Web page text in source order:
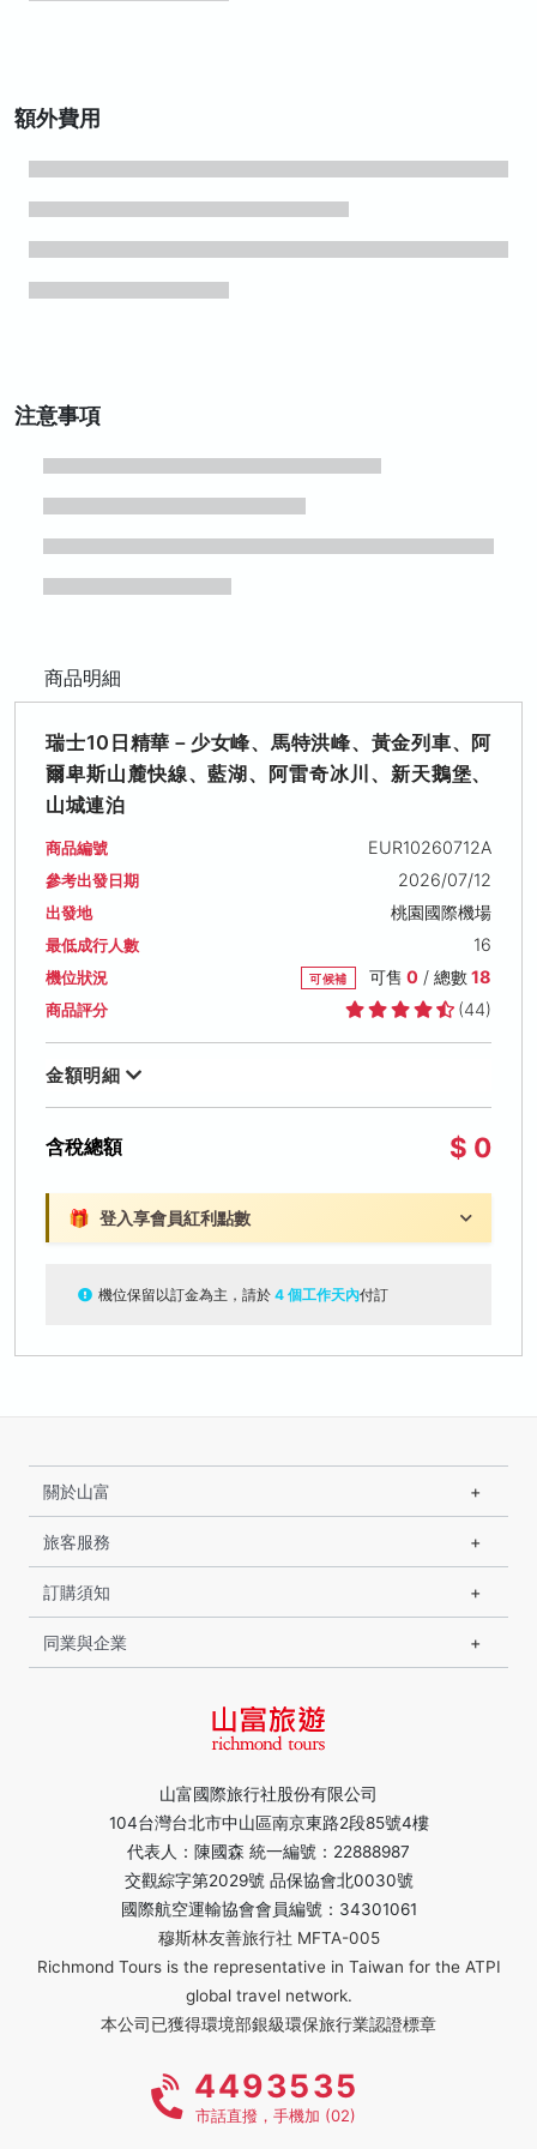
額外費用
注意事項
商品明細
瑞士10日精華－少女峰、馬特洪峰、黃金列車、阿
爾卑斯山麓快線、藍湖、阿雷奇冰川、新天鵝堡、
山城連泊
商品編號 EUR10260712A
參考出發日期 2026/07/12
出發地 桃園國際機場
最低成行人數 16
機位狀況 可候補 可售 0/ 總數18
商品評分 (44)
金額明細
含稅總額 $ 0
🎁 登入享會員紅利點數
機位保留以訂金為主，請於 4 個工作天內付訂
山富國際旅行社股份有限公司
104台灣台北市中山區南京東路2段85號4樓
代表人：陳國森 統一編號：22888987
交觀綜字第2029號 品保協會北0030號
國際航空運輸協會會員編號：34301061
穆斯林友善旅行社 MFTA-005
Richmond Tours is the representative in Taiwan for the ATPI
global travel network.
本公司已獲得環境部銀級環保旅行業認證標章
關於山富
旅客服務
訂購須知
同業與企業
4493535
市話直撥，手機加 (02)